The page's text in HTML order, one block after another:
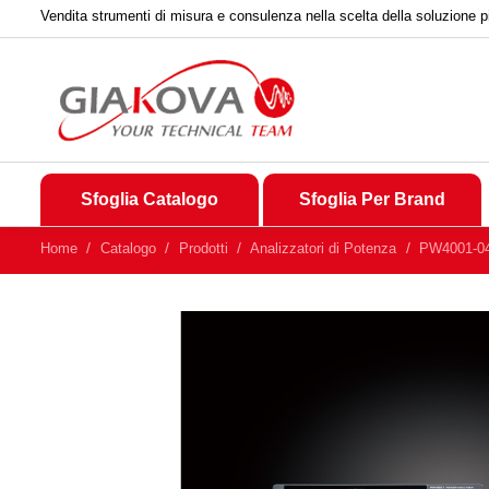
Vendita strumenti di misura e consulenza nella scelta della soluzione
Sfoglia Catalogo Sfoglia Per Brand
Home Catalogo Prodotti Analizzatori di Potenza PW4001-